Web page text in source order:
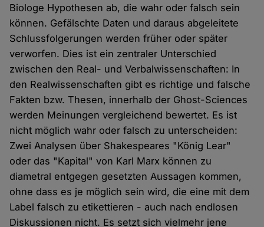
Biologe Hypothesen ab, die wahr oder falsch sein
können. Gefälschte Daten und daraus abgeleitete
Schlussfolgerungen werden früher oder später
verworfen. Dies ist ein zentraler Unterschied
zwischen den Real- und Verbalwissenschaften: In
den Realwissenschaften gibt es richtige und falsche
Fakten bzw. Thesen, innerhalb der Ghost-Sciences
werden Meinungen vergleichend bewertet. Es ist
nicht möglich wahr oder falsch zu unterscheiden:
Zwei Analysen über Shakespeares "König Lear"
oder das "Kapital" von Karl Marx können zu
diametral entgegen gesetzten Aussagen kommen,
ohne dass es je möglich sein wird, die eine mit dem
Label falsch zu etikettieren - auch nach endlosen
Diskussionen nicht. Es setzt sich vielmehr jene